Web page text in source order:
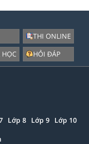
HỌC
THI ONLINE
HỎI ĐÁP
Lớp 8 Lớp 9 Lớp 10